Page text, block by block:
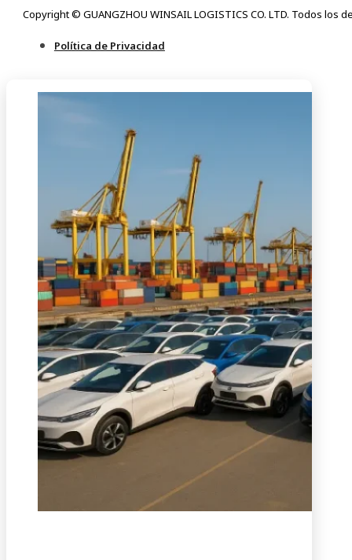
Copyright © GUANGZHOU WINSAIL LOGISTICS CO. LTD. Todos los
Política de Privacidad